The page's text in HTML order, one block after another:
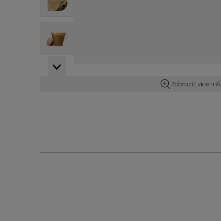
View larger image
Zobrazit více